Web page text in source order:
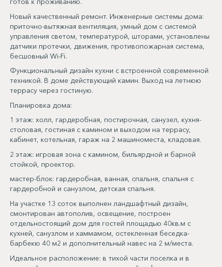
Новый качественный ремонт. Инженерные системы дома:
приточно-вытяжная вентиляция, умный дом с системой
управления светом, температурой, шторами, установлены
датчики протечки, движения, противопожарная система,
бесшовный Wi-Fi.
Функциональный дизайн кухни с встроенной современной
техникой. В доме действующий камин. Выход на летнюю
террасу через гостиную.
Планировка дома:
1 этаж: холл, гардеробная, постирочная, санузел, кухня-
столовая, гостиная с камином и выходом на террасу,
кабинет, котельная, гараж на 2 машиноместа, кладовая.
2 этаж: игровая зона с камином, бильярдной и барной
стойкой, проектор.
мастер-блок: гардеробная, ванная, спальня, спальня с
гардеробной и санузлом, детская спальня.
На участке 13 соток выполнен ландшафтный дизайн,
смонтирован автополив, освещение, построен
отдельностоящий дом для гостей площадью 40кв.м с
кухней, санузлом и хаммамом, остекленная беседка-
барбекю 40 м2 и дополнительный навес на 2 м/места.
Идеальное расположение: в тихой части поселка и в